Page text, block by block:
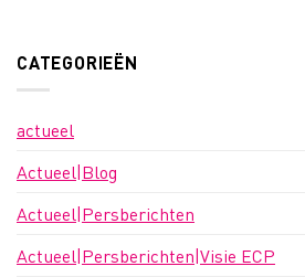
CATEGORIEËN
actueel
Actueel|Blog
Actueel|Persberichten
Actueel|Persberichten|Visie ECP